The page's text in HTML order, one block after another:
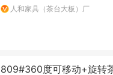
人和家具（茶台大板）厂
809#360度可移动+旋转